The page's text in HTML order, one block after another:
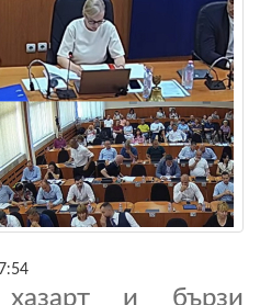
и бързи